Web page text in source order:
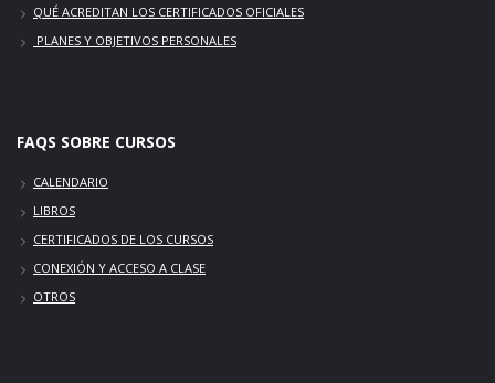
QUÉ ACREDITAN LOS CERTIFICADOS OFICIALES
PLANES Y OBJETIVOS PERSONALES
FAQS SOBRE CURSOS
CALENDARIO
LIBROS
CERTIFICADOS DE LOS CURSOS
CONEXIÓN Y ACCESO A CLASE
OTROS